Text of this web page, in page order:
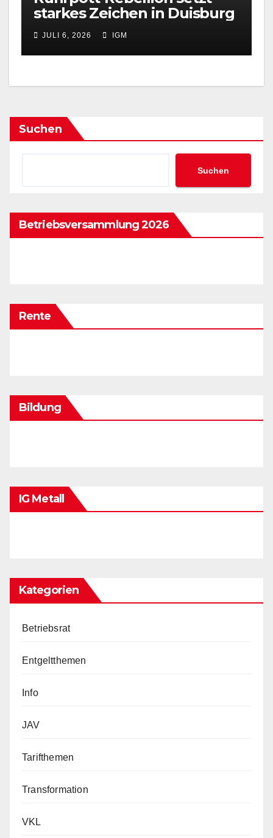
starkes Zeichen in Duisburg
JULI 6, 2026 IGM
Suchen
Suchen
Betriebsversammlung 2026
Rente
Bildung
IG Metall
Kategorien
Betriebsrat
Entgeltthemen
Info
JAV
Tarifthemen
Transformation
VKL